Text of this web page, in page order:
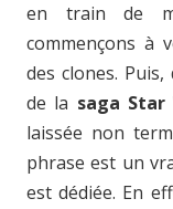
en train de
commençons à
des clones.
de la saga Star
laissée non
phrase est un
est dédiée. En